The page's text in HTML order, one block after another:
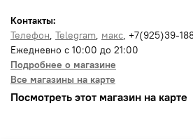
Контакты:
Телефон, Telegram, макс, +7(925)39-
Ежедневно с 10:00 до 21:00
Подробнее о магазине
Все магазины на карте
Посмотреть этот магазин на карте